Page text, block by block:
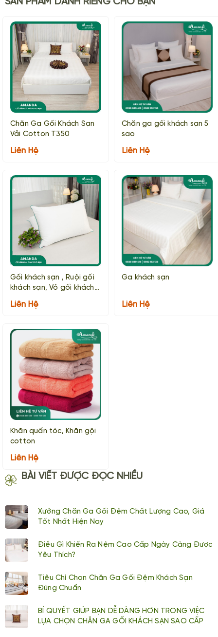
Chăn Ga Gối Khách Sạn
Vải Cotton T350
Liên Hệ
Chăn ga gối khách sạn 5
sao
Liên Hệ
Gối khách sạn , Ruội gối
khách sạn, Vỏ gối khách
Liên Hệ
Ga khách sạn
Liên Hệ
Khăn quấn tóc, Khăn gội
cotton
Liên Hệ
BÀI VIẾT ĐƯỢC ĐỌC NHIỀU
Xưởng Chăn Ga Gối Đệm Chất Lượng Cao, Giá
Tốt Nhất Hiện Nay
Điều Gì Khiến Ra Nệm Cao Cấp Ngày Càng Được
Yêu Thích?
Tiêu Chí Chọn Chăn Ga Gối Đệm Khách Sạn
Đúng Chuẩn
BÍ QUYẾT GIÚP BẠN DỄ DÀNG HƠN TRONG VIỆC
LỰA CHỌN CHĂN GA GỐI KHÁCH SẠN SAO CẤP